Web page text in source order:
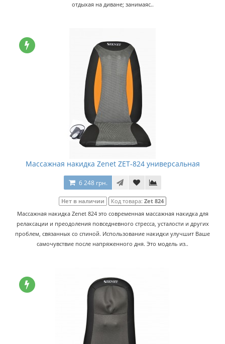
отдыхая на диване; занимаяс..
Массажная накидка Zenet ZET-824 универсальная
6 248 грн.
Нет в наличии Код товара: Zet 824
Массажная накидка Zenet 824 это современная массажная накидка для
релаксации и преодоления повседневного стресса, усталости и других
проблем, связанных со спиной. Использование накидки улучшит Ваше
самочувствие после напряженного дня. Это модель из..